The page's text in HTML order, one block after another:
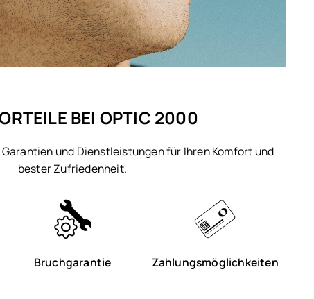
BEI OPTIC 2000
und Dienstleistungen für Ihren Komfort und
bester Zufriedenheit.
Bruchgarantie Zahlungsmöglichkeiten